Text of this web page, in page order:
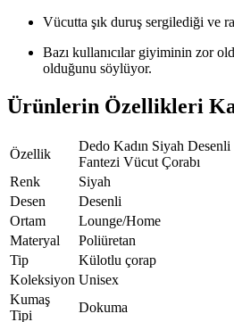
Vücutta şık duruş sergilediği ve
Bazı kullanıcılar giyiminin zor
olduğunu söylüyor.
Ürünlerin Özellikleri
Özellik
Dedo Kadın Siyah Desenli
Fantezi Vücut Çorabı
Renk
Siyah
Desen
Desenli
Ortam
Lounge/Home
Materyal
Poliüretan
Tip
Külotlu çorap
Koleksiyon Unisex
Kumaş
Tipi
Dokuma